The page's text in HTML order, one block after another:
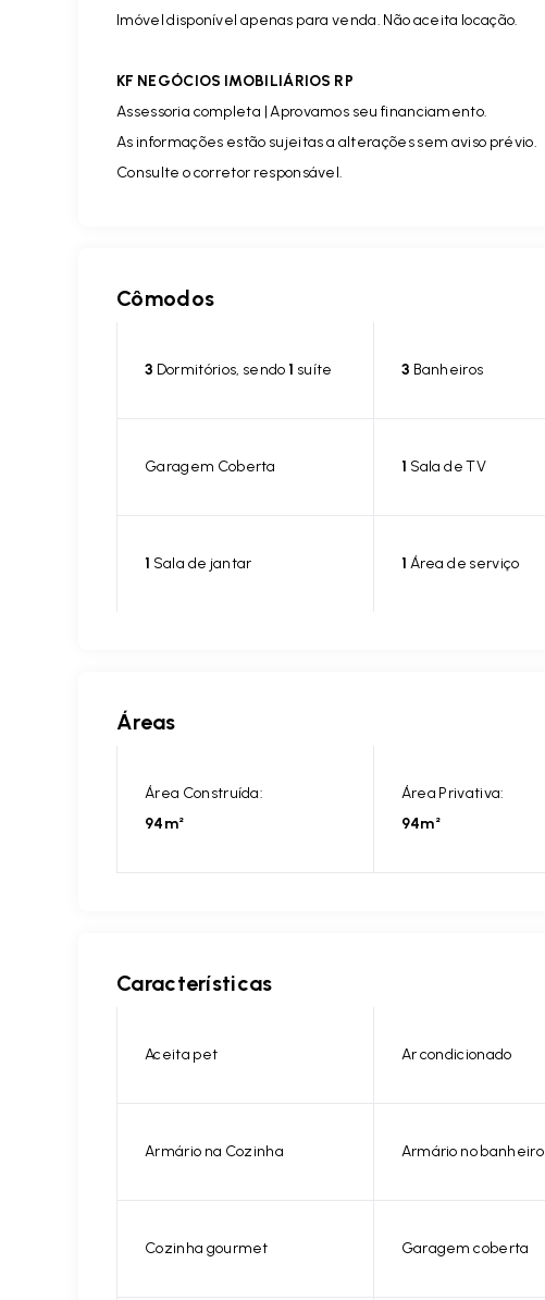
Imóvel disponível apenas para venda. Não aceita locação.
KF NEGÓCIOS IMOBILIÁRIOS RP
Assessoria completa | Aprovamos seu financiamento.
As informações estão sujeitas a alterações sem aviso prévio.
Consulte o corretor responsável.
Cômodos
3 Dormitórios, sendo1 suíte 3 Banheiros
Garagem Coberta 1 Sala de TV
1 Sala de jantar 1 Área de serviço
Áreas
Área Construída:
94m²
Área Privativa:
94m²
Características
Aceita pet Ar condicionado
Armário na Cozinha Armário no banheiro
Cozinha gourmet Garagem coberta